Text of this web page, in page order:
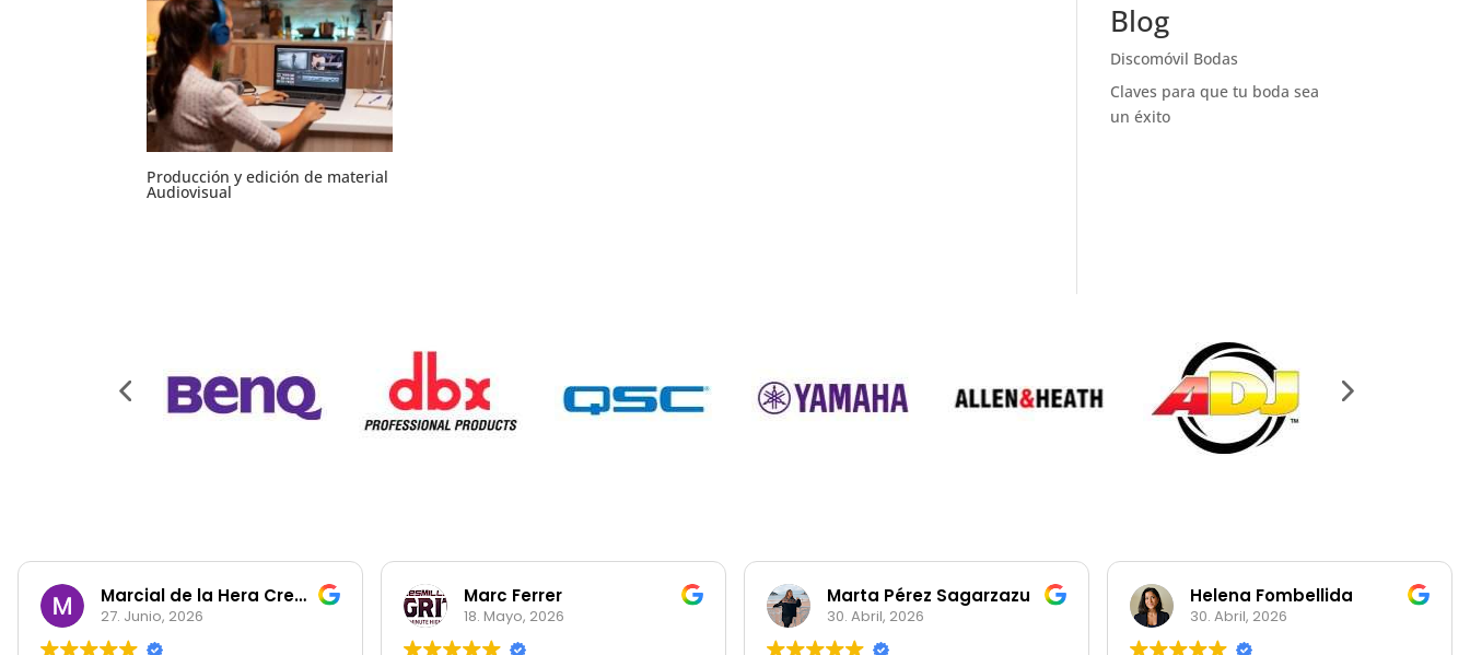
Producción y edición de material
Audiovisual
Blog
Discomóvil Bodas
Claves para que tu boda sea
un éxito
Marcial de la Hera Cremades
27. Junio, 2026
Marc Ferrer
18. Mayo, 2026
Marta Pérez Sagarzazu
30. Abril, 2026
Helena Fombellida
30. Abril, 2026